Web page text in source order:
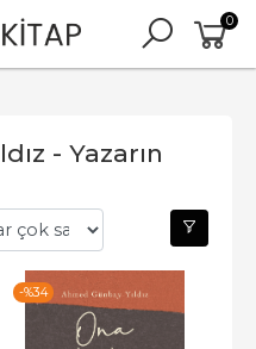
0
- Yazarın
-%34